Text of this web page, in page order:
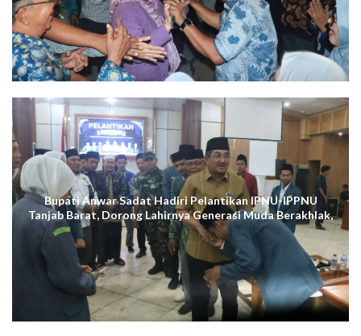
Bupati Anwar Sadat Hadiri Pelantikan IPNU-IPPNU
Tanjab Barat, Dorong Lahirnya Generasi Muda Berakhlak,
Cerdas Digital, dan Berdaya Saing